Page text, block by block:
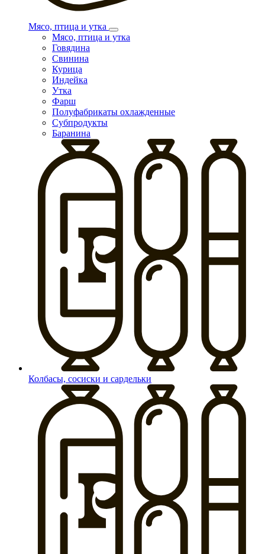
Мясо, птица и утка
Мясо, птица и утка
Говядина
Свинина
Курица
Индейка
Утка
Фарш
Полуфабрикаты охлажденные
Субпродукты
Баранина
Колбасы, сосиски и сардельки